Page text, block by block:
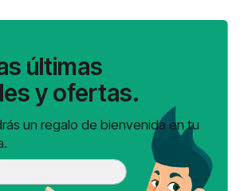
últimas
y ofertas.
un regalo de bienvenida en tu